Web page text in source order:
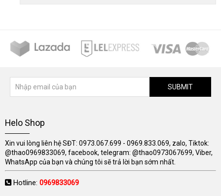
SUBMIT
Helo Shop
Xin vui lòng liên hệ SĐT: 0973.067.699 - 0969.833.069, zalo, Tiktok:
@thao0969833069, facebook, telegram: @thao0973067699, Viber,
WhatsApp của bạn và chúng tôi sẽ trả lời bạn sớm nhất.
Hotline: 0969833069